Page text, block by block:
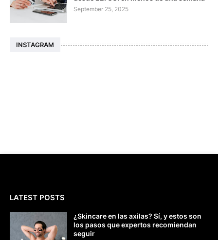
September 25, 2025
INSTAGRAM
LATEST POSTS
¿Skincare en las axilas? Sí, y estos son
los pasos que expertos recomiendan
seguir